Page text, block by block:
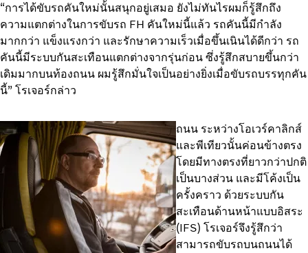
“การได้ขับรถคันใหม่นั้นสนุกอยู่เสมอ ยังไม่ทันไรผมก็รู้สึกถึง
ความแตกต่างในการขับรถ FH คันใหม่นี้แล้ว รถคันนี้มีกำลัง
มากกว่า แข็งแรงกว่า และรักษาความเร็วเมื่อขึ้นเนินได้ดีกว่า รถ
คันนี้มีระบบกันสะเทือนแตกต่างจากรุ่นก่อน ซึ่งรู้สึกสบายขึ้นกว่า
เดิมมากบนท้องถนน ผมรู้สึกมั่นใจเป็นอย่างยิ่งเมื่อขับรถบรรทุกคัน
นี้” โรเจอร์กล่าว
ถนน ระหว่างโอเวร์คาลิกส์
และพีเทียวนั้นค่อนข้างตรง
โดยมีทางตรงที่ยาวกว่าปกติ
เป็นบางส่วน และมีโค้งเป็น
ครั้งคราว ด้วยระบบกัน
สะเทือนด้านหน้าแบบอิสระ
(IFS) โรเจอร์จึงรู้สึกว่า
สามารถขับรถบนถนนได้